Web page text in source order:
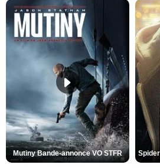
Mutiny Bande-annonce VO STFR